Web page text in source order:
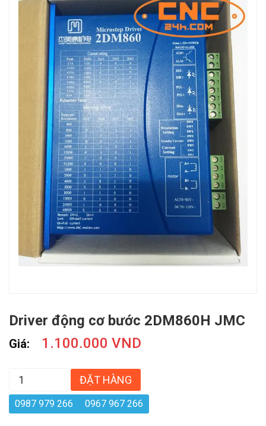
Driver động cơ bước 2DM860H JMC
Giá: 1.100.000 VND
ĐẶT HÀNG
0987 979 266 0967 967 266